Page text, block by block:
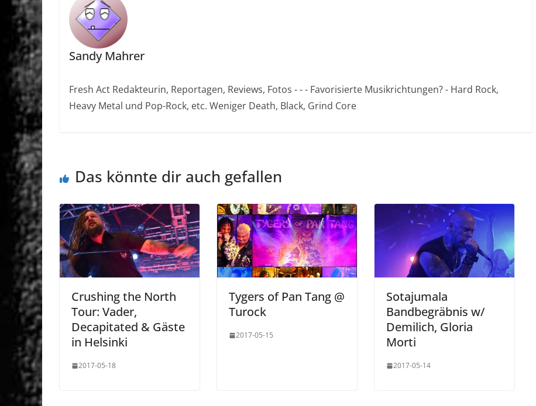
Sandy Mahrer
Fresh Act Redakteurin, Reportagen, Reviews, Fotos - - - Favorisierte Musikrichtungen? - Hard Rock,
Heavy Metal und Pop-Rock, etc. Weniger Death, Black, Grind Core
Das könnte dir auch gefallen
Crushing the North
Tour: Vader,
Decapitated & Gäste
in Helsinki
2017-05-18
Tygers of Pan Tang @
Turock
2017-05-15
Sotajumala
Bandbegräbnis w/
Demilich, Gloria
Morti
2017-05-14